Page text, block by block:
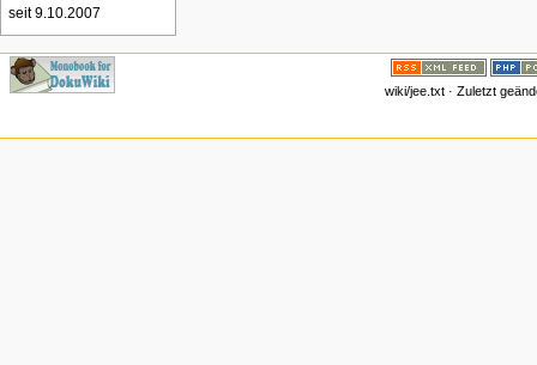
seit 9.10.2007
wiki/jee.txt · Zuletzt